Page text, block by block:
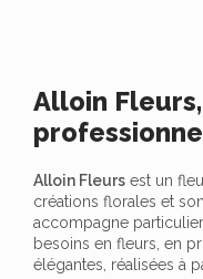
Alloin
Alloin Fleurs est un
créations florales et
accompagne
besoins en fleurs, en
élégantes, réalisées à